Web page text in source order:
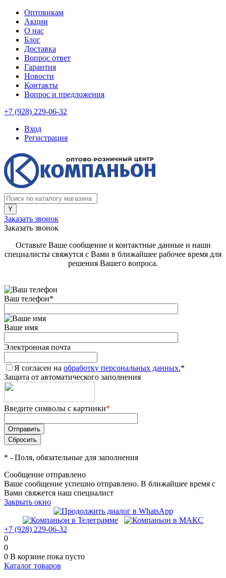
Оптовикам
Акции
О нас
Блог
Доставка
Вопрос ответ
Гарантия
Новости
Контакты
Вопрос и предложения
+7 (928) 229-06-32
Вход
Регистрация
Заказать звонок
Заказать звонок
Оставьте Ваше сообщение и контактные данные и наши
специалисты свяжутся с Вами в ближайшее рабочее время для
решения Вашего вопроса.
Ваш телефон*
Ваше имя
Электронная почта
Я согласен на обработку персональных данных.*
Защита от автоматического заполнения
Введите символы с картинки*
* - Поля, обязательные для заполнения
Сообщение отправлено
Ваше сообщение успешно отправлено. В ближайшее время с
Вами свяжется наш специалист
Закрыть окно
+7 (928) 229-06-32
0
0
0 В корзине пока пусто
Каталог товаров